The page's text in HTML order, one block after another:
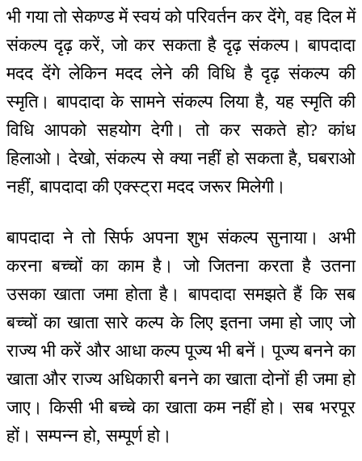
भी गया तो सेकण्ड में स्वयं को परिवर्तन कर देंगे, वह दिल में
संकल्प दृढ़ करें, जो कर सकता है दृढ़ संकल्प। बापदादा
मदद देंगे लेकिन मदद लेने की विधि है दृढ़ संकल्प की
स्मृति। बापदादा के सामने संकल्प लिया है, यह स्मृति की
विधि आपको सहयोग देगी। तो कर सकते हो? कांध
हिलाओ। देखो, संकल्प से क्या नहीं हो सकता है, घबराओ
नहीं, बापदादा की एक्स्ट्रा मदद जरूर मिलेगी।
बापदादा ने तो सिर्फ अपना शुभ संकल्प सुनाया। अभी
करना बच्चों का काम है। जो जितना करता है उतना
उसका खाता जमा होता है। बापदादा समझते हैं कि सब
बच्चों का खाता सारे कल्प के लिए इतना जमा हो जाए जो
राज्य भी करें और आधा कल्प पूज्य भी बनें। पूज्य बनने का
खाता और राज्य अधिकारी बनने का खाता दोनों ही जमा हो
जाए। किसी भी बच्चे का खाता कम नहीं हो। सब भरपूर
हों। सम्पन्न हो, सम्पूर्ण हो।